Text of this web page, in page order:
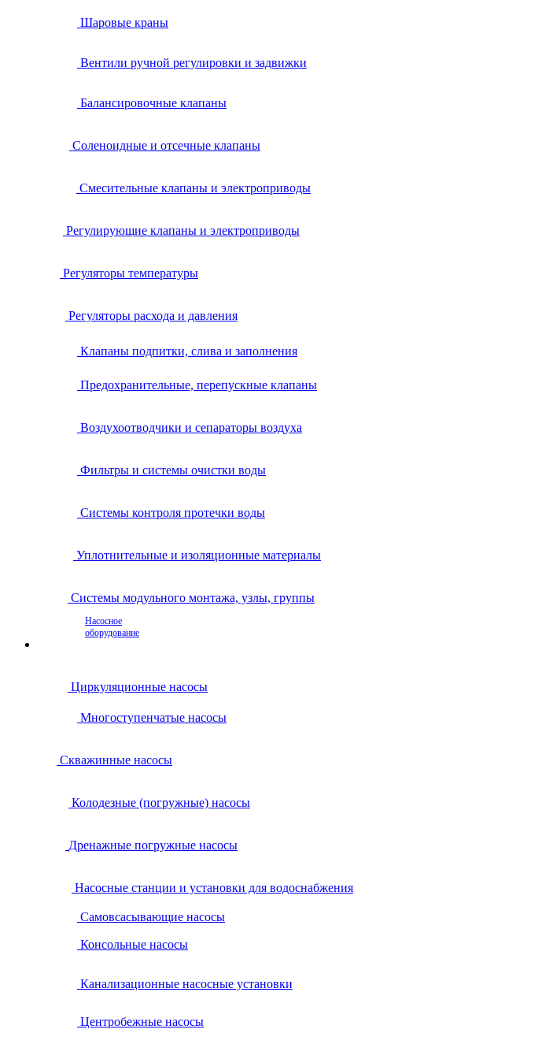
Шаровые краны
Вентили ручной регулировки и задвижки
Балансировочные клапаны
Соленоидные и отсечные клапаны
Смесительные клапаны и электроприводы
Регулирующие клапаны и электроприводы
Регуляторы температуры
Регуляторы расхода и давления
Клапаны подпитки, слива и заполнения
Предохранительные, перепускные клапаны
Воздухоотводчики и сепараторы воздуха
Фильтры и системы очистки воды
Системы контроля протечки воды
Уплотнительные и изоляционные материалы
Системы модульного монтажа, узлы, группы
Насосное
оборудование
Циркуляционные насосы
Многоступенчатые насосы
Скважинные насосы
Колодезные (погружные) насосы
Дренажные погружные насосы
Насосные станции и установки для водоснабжения
Самовсасывающие насосы
Консольные насосы
Канализационные насосные установки
Центробежные насосы